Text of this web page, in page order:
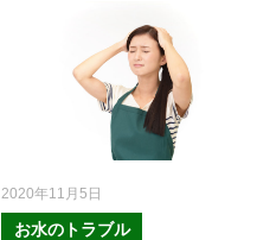
2020年11月5日
お水のトラブル